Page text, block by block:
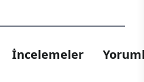
İncelemeler